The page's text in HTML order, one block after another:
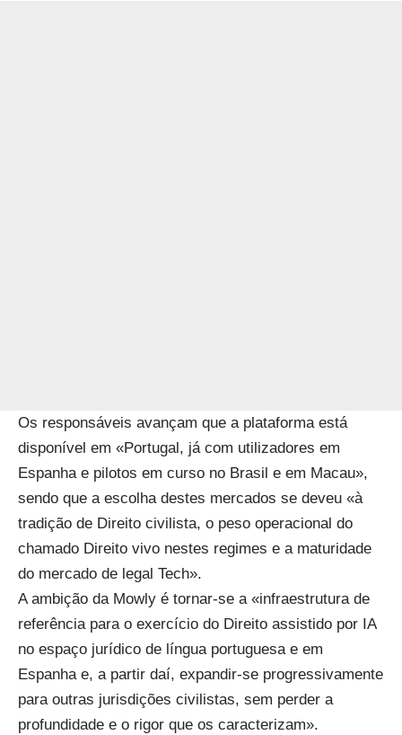
Os responsáveis avançam que a plataforma está
disponível em «Portugal, já com utilizadores em
Espanha e pilotos em curso no Brasil e em Macau»,
sendo que a escolha destes mercados se deveu «à
tradição de Direito civilista, o peso operacional do
chamado Direito vivo nestes regimes e a maturidade
do mercado de legal Tech».
A ambição da Mowly é tornar-se a «infraestrutura de
referência para o exercício do Direito assistido por IA
no espaço jurídico de língua portuguesa e em
Espanha e, a partir daí, expandir-se progressivamente
para outras jurisdições civilistas, sem perder a
profundidade e o rigor que os caracterizam».